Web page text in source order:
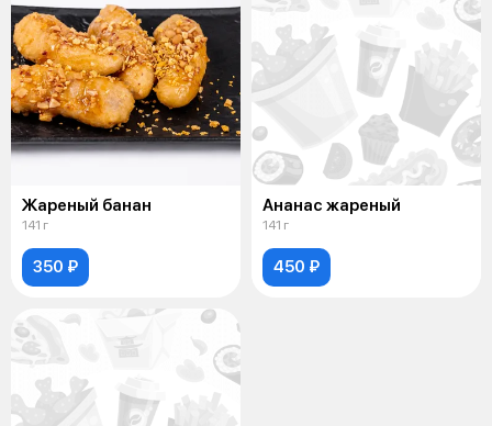
Жареный банан
141 г
350 ₽
Ананас жареный
141 г
450 ₽